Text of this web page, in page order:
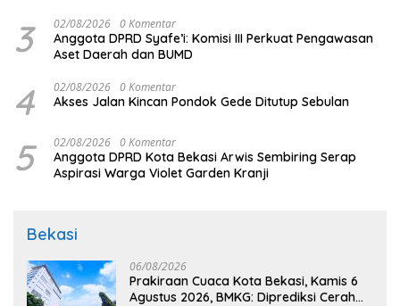
3 02/08/2026 0 Komentar
Anggota DPRD Syafe’i: Komisi III Perkuat Pengawasan
Aset Daerah dan BUMD
4 02/08/2026 0 Komentar
Akses Jalan Kincan Pondok Gede Ditutup Sebulan
5 02/08/2026 0 Komentar
Anggota DPRD Kota Bekasi Arwis Sembiring Serap
Aspirasi Warga Violet Garden Kranji
Bekasi
06/08/2026
Prakiraan Cuaca Kota Bekasi, Kamis 6
Agustus 2026, BMKG: Diprediksi Cerah